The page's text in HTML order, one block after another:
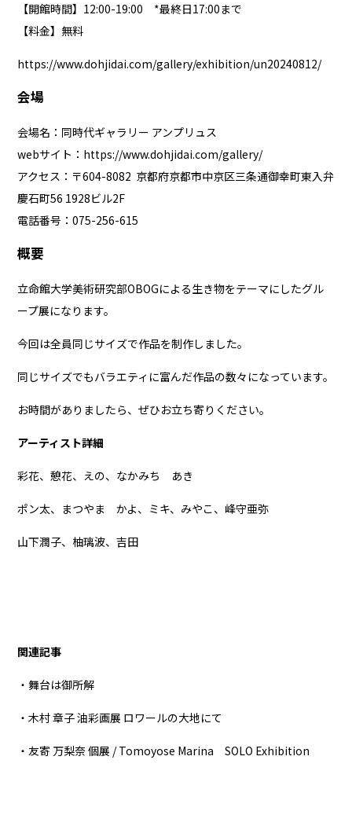
【開館時間】12:00-19:00 *最終日17:00まで
【料金】無料
https://www.dohjidai.com/gallery/exhibition/un20240812/
会場
会場名：同時代ギャラリー アンプリュス
webサイト： https://www.dohjidai.com/gallery/
アクセス：〒604-8082 京都府京都市中京区三条通御幸町東入弁
慶石町56 1928ビル2F
電話番号：075-256-615
概要
立命館大学美術研究部OBOGによる生き物をテーマにしたグル
ープ展になります。
今回は全員同じサイズで作品を制作しました。
同じサイズでもバラエティに富んだ作品の数々になっています。
お時間がありましたら、ぜひお立ち寄りください。
アーティスト詳細
彩花、憩花、えの、なかみち あき
ポン太、まつやま かよ、ミキ、みやこ、峰守亜弥
山下潤子、柚璃波、吉田
関連記事
・舞台は御所解
・木村 章子 油彩画展 ロワールの大地にて
・友寄 万梨奈 個展 / Tomoyose Marina SOLO Exhibition